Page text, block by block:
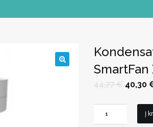
SmartFan
44,77€ Original
price
44,77 €.
40,30
kiekis:
Į